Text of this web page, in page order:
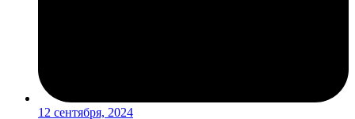
12 сентября, 2024